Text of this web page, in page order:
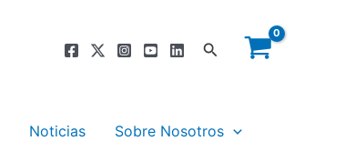
Buscar
Noticias Sobre Nosotros